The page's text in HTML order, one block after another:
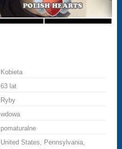
Kobieta
63 lat
Ryby
wdowa
pomaturalne
United States, Pennsylvania,